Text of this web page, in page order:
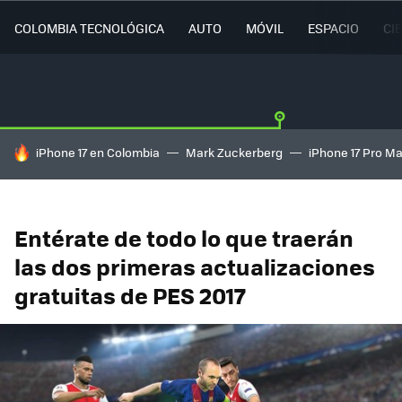
COLOMBIA TECNOLÓGICA AUTO MÓVIL ESPACIO
HOY SE HABLA DE
iPhone 17 en Colombia Mark Zuckerberg iPhone 17 Pro
Entérate de todo lo que traerán
las dos primeras actualizaciones
gratuitas de PES 2017